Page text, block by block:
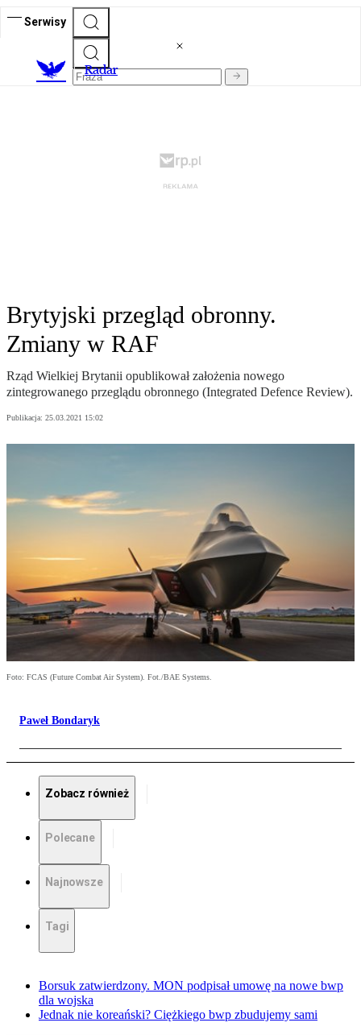
Serwisy
Radar
Brytyjski przegląd obronny.
Zmiany w RAF
Rząd Wielkiej Brytanii opublikował założenia nowego
zintegrowanego przeglądu obronnego (Integrated Defence Review).
Publikacja: 25.03.2021 15:02
Foto: FCAS (Future Combat Air System). Fot./BAE Systems.
Paweł Bondaryk
Zobacz również
Polecane
Najnowsze
Tagi
Borsuk zatwierdzony. MON podpisał umowę na nowe bwp
dla wojska
Jednak nie koreański? Ciężkiego bwp zbudujemy sami